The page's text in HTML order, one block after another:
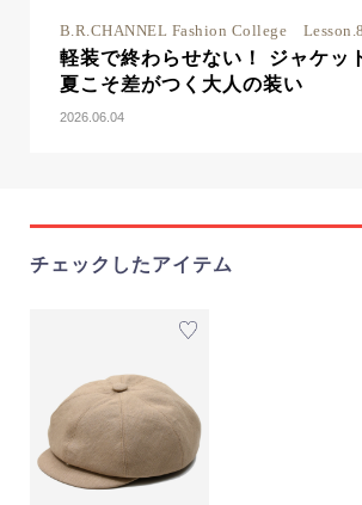
B.R.CHANNEL Fashion College
軽装で終わらせない！ ジャケッ
夏こそ差がつく大人の装い
2026.06.04
チェックしたアイテム